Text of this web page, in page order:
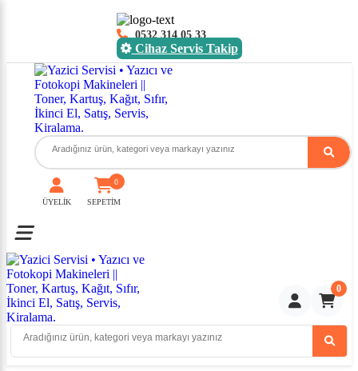
0532 314 05 33
Cihaz Servis Takip
ÜYELİK SEPETİM
0
Toggle mobile menu
0